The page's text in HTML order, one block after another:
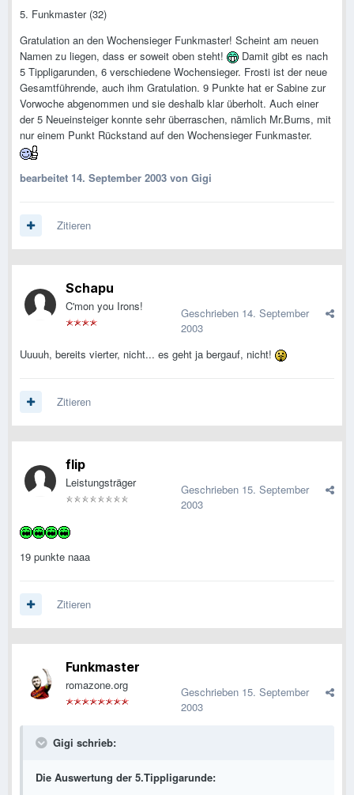
5. Funkmaster (32)
Gratulation an den Wochensieger Funkmaster! Scheint am neuen
Namen zu liegen, dass er soweit oben steht!
Damit gibt es nach
5 Tippligarunden, 6 verschiedene Wochensieger. Frosti ist der neue
Gesamtführende, auch ihm Gratulation. 9 Punkte hat er Sabine zur
Vorwoche abgenommen und sie deshalb klar überholt. Auch einer
der 5 Neueinsteiger konnte sehr überraschen, nämlich Mr.Burns, mit
nur einem Punkt Rückstand auf den Wochensieger Funkmaster.
bearbeitet 14. September 2003 von Gigi
Zitieren
Schapu
C'mon you Irons! Geschrieben 14. September
2003
Uuuuh, bereits vierter, nicht... es geht ja bergauf, nicht!
Zitieren
flip
Leistungsträger Geschrieben 15. September
2003
19 punkte naaa
Zitieren
Funkmaster
romazone.org Geschrieben 15. September
2003
Gigi schrieb:
Die Auswertung der 5.Tippligarunde: